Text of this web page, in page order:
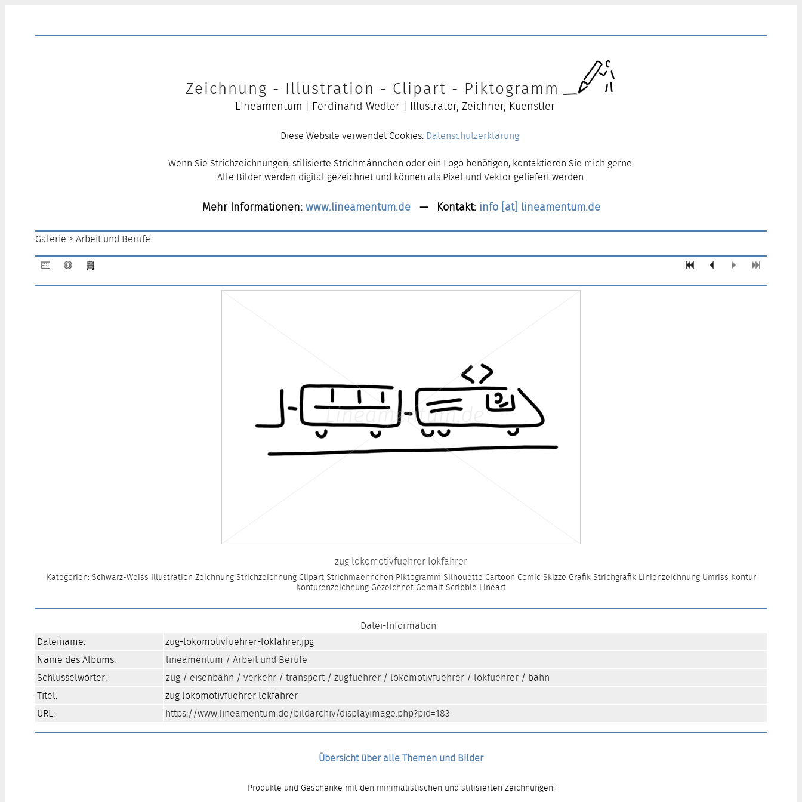
Zeichnung - Illustration - Clipart - Piktogramm
Lineamentum | Ferdinand Wedler | Illustrator, Zeichner, Kuenstler
Diese Website verwendet Cookies: Datenschutzerklärung
Wenn Sie Strichzeichnungen, stilisierte Strichmännchen oder ein Logo benötigen, kontaktieren Sie mich gerne.
Alle Bilder werden digital gezeichnet und können als Pixel und Vektor geliefert werden.
Mehr Informationen:www.lineamentum.de— Kontakt: info [at] lineamentum.de
Galerie > Arbeit und Berufe
zug lokomotivfuehrer lokfahrer
Kategorien: Schwarz-Weiss Illustration Zeichnung Strichzeichnung Clipart Strichmaennchen Piktogramm Silhouette Cartoon Comic Skizze Grafik Strichgrafik Linienzeichnung Umriss Kontur
Konturenzeichnung Gezeichnet Gemalt Scribble Lineart
Datei-Information
Dateiname:
zug-lokomotivfuehrer-lokfahrer.jpg
Name des Albums:
lineamentum / Arbeit und Berufe
Schlüsselwörter:
zug / eisenbahn / verkehr / transport/ zugfuehrer / lokomotivfuehrer / lokfuehrer / bahn
Titel:
zug lokomotivfuehrer lokfahrer
URL:
https://www.lineamentum.de/bildarchiv/displayimage.php?pid=183
Übersicht über alle Themen und Bilder
Produkte und Geschenke mit den minimalistischen und stilisierten Zeichnungen: